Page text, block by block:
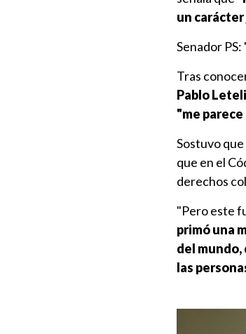
un
Senador
Tras
Pablo
"me
Sostuvo que
que en el
derechos
"Pero este
primó una
del
las